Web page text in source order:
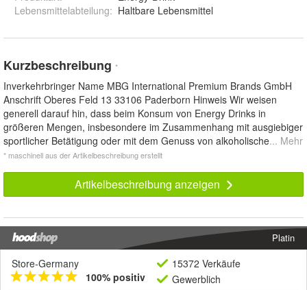
Lebensmittelabteilung: Haltbare Lebensmittel
Kurzbeschreibung *
Inverkehrbringer Name MBG International Premium Brands GmbH
Anschrift Oberes Feld 13 33106 Paderborn Hinweis Wir weisen
generell darauf hin, dass beim Konsum von Energy Drinks in
größeren Mengen, insbesondere im Zusammenhang mit ausgiebiger
sportlicher Betätigung oder mit dem Genuss von alkoholische... Mehr
* maschinell aus der Artikelbeschreibung erstellt
Artikelbeschreibung anzeigen
Platin
Store-Germany
100% positiv
15372 Verkäufe
Gewerblich